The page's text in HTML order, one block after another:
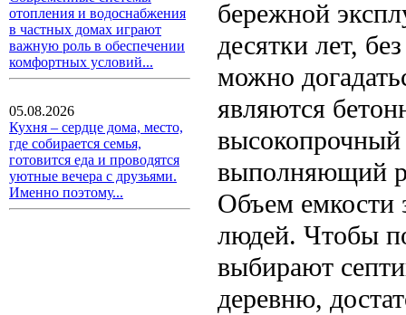
отопления и водоснабжения
в частных домах играют
важную роль в обеспечении
комфортных условий...
05.08.2026
Кухня – сердце дома, место,
где собирается семья,
готовится еда и проводятся
уютные вечера с друзьями.
Именно поэтому...
бережной
десятки лет,
можно
являются
высокопрочный
выполняющий
Объем емкости
людей. Чтобы
выбирают
деревню,